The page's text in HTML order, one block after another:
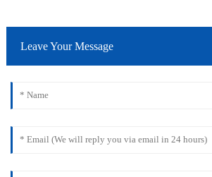
Leave Your Message